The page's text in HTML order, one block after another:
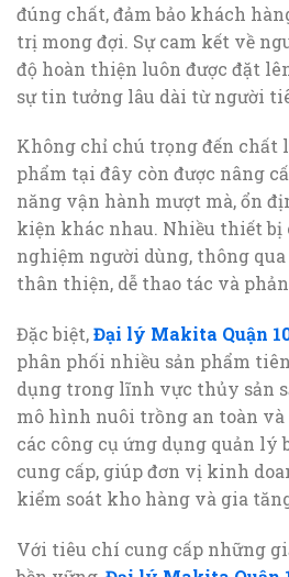
đúng chất, đảm bảo khách
trị mong đợi. Sự cam kết về
độ hoàn thiện luôn được đặt
sự tin tưởng lâu dài từ người
Không chỉ chú trọng đến chất
phẩm tại đây còn được nâng
năng vận hành mượt mà, ổn
kiện khác nhau. Nhiều thiết bị
nghiệm người dùng, thông
thân thiện, dễ thao tác và
Đặc biệt,Đại lý Makita Quận
phân phối nhiều sản phẩm
dụng trong lĩnh vực thủy sản
mô hình nuôi trồng an toàn
các công cụ ứng dụng quản lý
cung cấp, giúp đơn vị kinh
kiểm soát kho hàng và gia
Với tiêu chí cung cấp những